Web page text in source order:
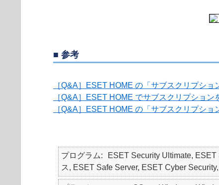
■ 参考
［Q&A］ESET HOME の「サブスクリプショ
［Q&A］ESET HOME でサブスクリプショ
［Q&A］ESET HOME の「サブスクリプショ
プログラム
ESET Security Ultimate,
ス, ESET Safe Server, ESET Cyber